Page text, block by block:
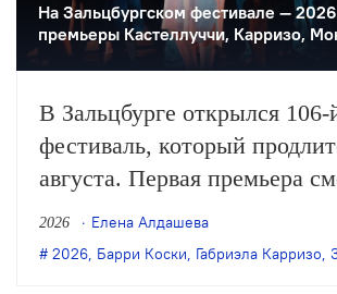
На Зальцбургском фестивале —
премьеры Кастеллуччи, Карризо,
В Зальцбурге открылся
фестиваль, который
августа. Первая премьера
«Кармен» в постановке
соосновательницы Peeping
2026
Елена Алдашева
2026, Барри Коски, Габриэла Карризо,